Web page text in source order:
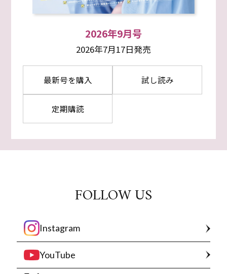
2026年9月号
2026年7月17日発売
最新号を購入 試し読み
定期購読
FOLLOW US
Instagram
YouTube